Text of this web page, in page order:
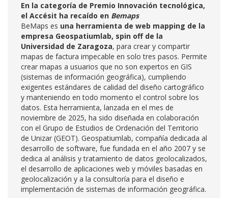
En la categoría de Premio Innovación tecnológica,
el Accésit ha recaído en Bemaps
BeMaps es una herramienta de web mapping de la
empresa Geospatiumlab, spin off de la
Universidad de Zaragoza, para crear y compartir
mapas de factura impecable en solo tres pasos. Permite
crear mapas a usuarios que no son expertos en GIS
(sistemas de información geográfica), cumpliendo
exigentes estándares de calidad del diseño cartográfico
y manteniendo en todo momento el control sobre los
datos. Esta herramienta, lanzada en el mes de
noviembre de 2025, ha sido diseñada en colaboración
con el Grupo de Estudios de Ordenación del Territorio
de Unizar (GEOT). Geospatiumlab, compañía dedicada al
desarrollo de software, fue fundada en el año 2007 y se
dedica al análisis y tratamiento de datos geolocalizados,
el desarrollo de aplicaciones web y móviles basadas en
geolocalización y a la consultoría para el diseño e
implementación de sistemas de información geográfica.